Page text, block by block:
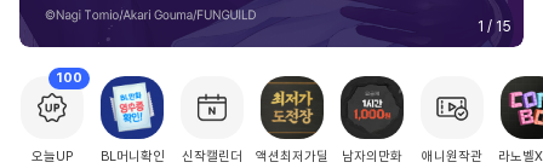
2 / 15
100
오늘UP BL머니확인 신작캘린더 액션최저가딜 남자의만화 애니원작관 라노벨